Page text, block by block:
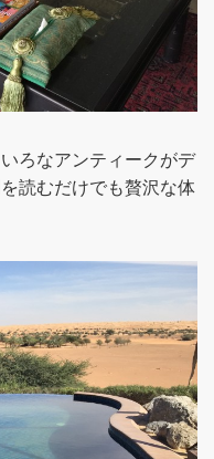
ろなアンティークがデ
読むだけでも贅沢な体